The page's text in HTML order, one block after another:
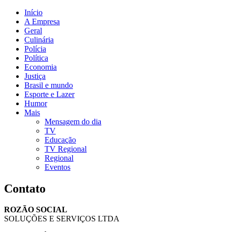
Início
A Empresa
Geral
Culinária
Polícia
Política
Economia
Justiça
Brasil e mundo
Esporte e Lazer
Humor
Mais
Mensagem do dia
TV
Educação
TV Regional
Regional
Eventos
Contato
ROZÃO SOCIAL
SOLUÇÕES E SERVIÇOS LTDA